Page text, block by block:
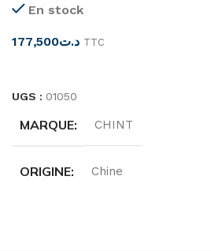
En stock
د.ت177,500 TTC
UGS : 01050
MARQUE CHINT
ORIGINE Chine